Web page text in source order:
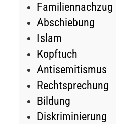
Familiennachzug
Abschiebung
Islam
Kopftuch
Antisemitismus
Rechtsprechung
Bildung
Diskriminierung